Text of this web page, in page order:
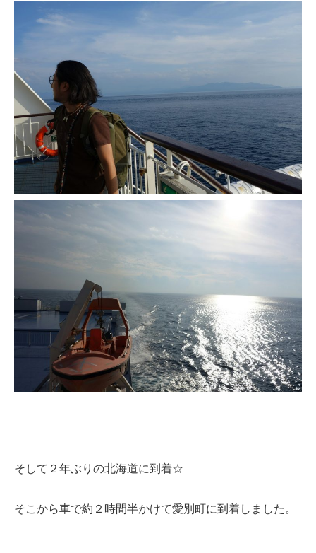
そして２年ぶりの北海道に到着☆
そこから車で約２時間半かけて愛別町に到着しました。